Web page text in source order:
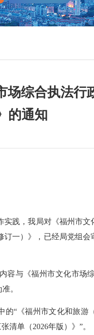
综合执法行
的通知
，我局对《福州市文
一）》，已经局党组
与《福州市文化市场
。
《福州市文化和旅游
清单（2026年版）》”。